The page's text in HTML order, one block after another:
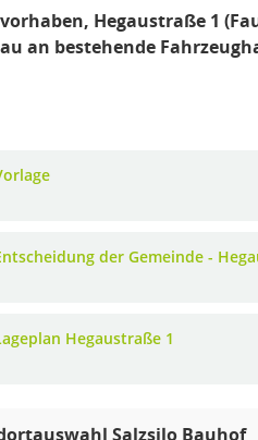
Hegaustraße 1
an bestehende
der Gemeinde -
Hegaustraße 1
Salzsilo Bauhof